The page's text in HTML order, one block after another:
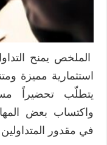
الملخص يمنح
استثمارية مميزة
يتطلّب تحضيراً
واكتساب بعض
في مقدور